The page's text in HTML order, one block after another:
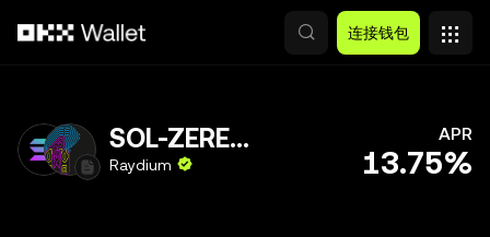
连接钱包
SOL-ZEREBRO
Raydium
APR
13.75%